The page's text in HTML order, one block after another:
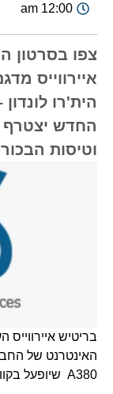
12:00 am
צפו בסרטון
הית'רו
וטיסות
בריטיש
האינטרנט של
A380 שיופעל בקווים בין לונדון הית'רו ללוס אנג'לס והונג קונג.